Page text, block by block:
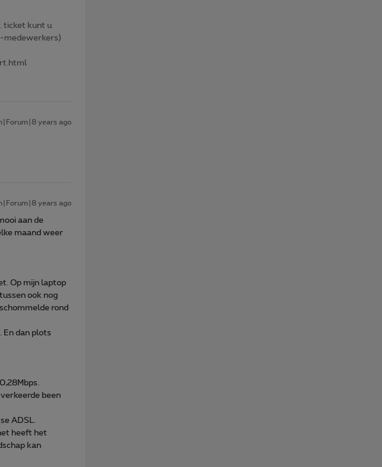
ticket kunt u
medewerkers)
years ago
years ago
aan de
maand weer
Op mijn laptop
ook nog
rond
En dan plots
been
ADSL.
heeft het
kan